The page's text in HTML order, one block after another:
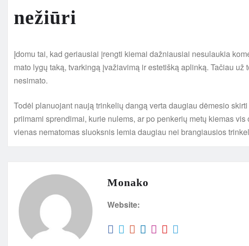
nežiūri
Įdomu tai, kad geriausiai įrengti kiemai dažniausiai nesulaukia
mato lygų taką, tvarkingą įvažiavimą ir estetišką aplinką. Tačiau
nesimato.
Todėl planuojant naują trinkelių dangą verta daugiau dėmesio
priimami sprendimai, kurie nulems, ar po penkerių metų kiemas
vienas nematomas sluoksnis lemia daugiau nei brangiausios
Monako
Website: